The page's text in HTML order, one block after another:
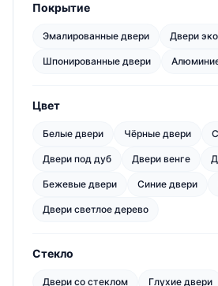
Покрытие
Эмалированные двери Двери
Шпонированные двери
Цвет
Белые двери Чёрные двери
Двери под дуб Двери венге
Бежевые двери Синие двери
Двери светлое дерево
Стекло
Двери со стеклом Глухие двери